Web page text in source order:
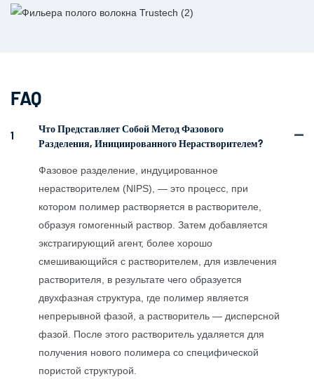
FAQ
1
Что Представляет Собой Метод Фазового
Разделения, Инициированного Нерастворителем?
Фазовое разделение, индуцированное
нерастворителем (NIPS), — это процесс, при
котором полимер растворяется в растворителе,
образуя гомогенный раствор. Затем добавляется
экстрагирующий агент, более хорошо
смешивающийся с растворителем, для извлечения
растворителя, в результате чего образуется
двухфазная структура, где полимер является
непрерывной фазой, а растворитель — дисперсной
фазой. После этого растворитель удаляется для
получения нового полимера со специфической
пористой структурой.